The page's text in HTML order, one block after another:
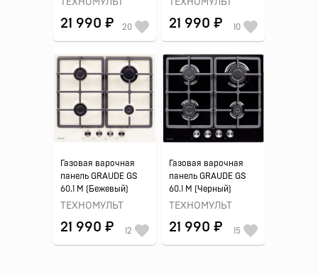
ТЕХНОМУЛЬТ
21 990 ₽ 20
ТЕХНОМУЛЬТ
21 990 ₽ 10
Газовая варочная
панель GRAUDE GS
60.1 M (Бежевый)
ТЕХНОМУЛЬТ
21 990 ₽ 12
Газовая варочная
панель GRAUDE GS
60.1 M (Черный)
ТЕХНОМУЛЬТ
21 990 ₽ 15